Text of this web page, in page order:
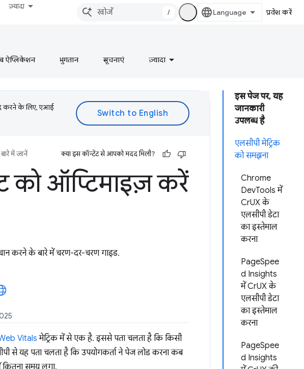
ज़्यादा
/ प्रवेश करें
वेब ऐप्लिकेशन भुगतान सूचनाएं ज़्यादा
इस पेज पर, यह
जानकारी
उपलब्ध है
एलसीपी मेट्रिक
को समझना
Chrome
DevTools में
CrUX के
एलसीपी डेटा
का इस्तेमाल
करना
PageSpee
d Insights
में CrUX के
एलसीपी डेटा
का इस्तेमाल
करना
PageSpee
d Insights
करने के लिए, एआई
में जानें क्या इस कॉन्टेंट से आपको मदद मिली?
ऑप्टिमाइज़ करें
करने के बारे में चरण-दर-चरण गाइड.
Vitals मेट्रिक में से एक है. इससे पता चलता है कि किसी
से यह पता चलता है कि उपयोगकर्ता ने पेज लोड करना कब
कितना समय लगा.